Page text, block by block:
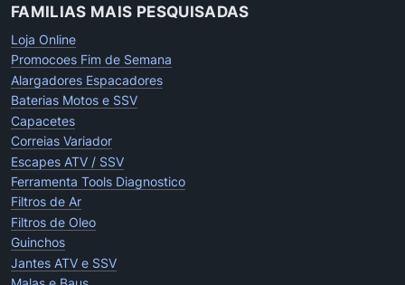
FAMILIAS MAIS PESQUISADAS
Loja Online
Promocoes Fim de Semana
Alargadores Espacadores
Baterias Motos e SSV
Capacetes
Correias Variador
Escapes ATV / SSV
Ferramenta Tools Diagnostico
Filtros de Ar
Filtros de Oleo
Guinchos
Jantes ATV e SSV